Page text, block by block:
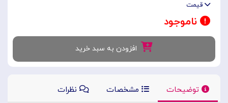
قیمت
ناموجود
افزودن به سبد خرید
توضیحات مشخصات نظرات